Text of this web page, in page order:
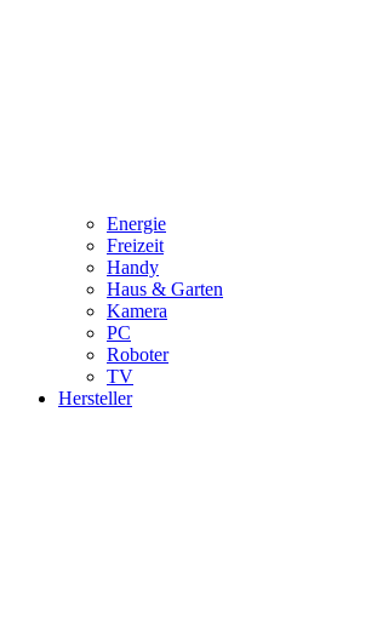
Energie
Freizeit
Handy
Haus & Garten
Kamera
PC
Roboter
TV
Hersteller